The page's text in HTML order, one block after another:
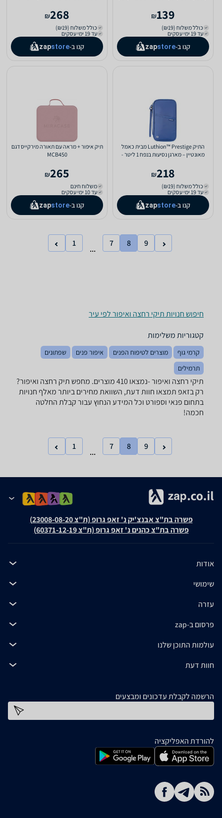
139
₪
כולל משלוח (₪19)
עד 19 ימי עסקים
קנו ב- zapstore
268
₪
כולל משלוח (₪19)
עד 19 ימי עסקים
קנו ב- zapstore
התיק Luthion™ Prestige מבית כאמל
מאונטיין – מארגן נסיעות בנפח 1 ליטר -
218
₪
כולל משלוח (₪19)
עד 19 ימי עסקים
קנו ב- zapstore
תיק איפור + מראה עם תאורה מירקייס דגם
MCB450
265
₪
משלוח חינם
עד 10 ימי עסקים
קנו ב- zapstore
1
...
7 8 9
חיפוש חנויות תיקי רחצה ואיפור לפי עיר
קטגוריות משלימות
קרמי גוף מוצרים לטיפוח הפנים איפור פנים
שפתונים
תרמילים
תיקי רחצה ואיפור -נמצאו 410 מוצרים. מחפש תיק רחצה ואיפור?
רק בזאפ תמצאו חוות דעת, השוואת מחירים ביותר מאלף חנויות
בתחום פנאי וספורט וכל המידע הנחוץ עבור קבלת החלטה
חכמה!
1
...
7 8 9
פשרה בת"צ אבנצ'יק נ' זאפ גרופ (ת"צ 23008-08-20)
פשרה בת"צ כהנים נ' זאפ גרופ (ת"צ 60371-12-19)
אודות
שימושי
עזרה
פרסום ב-zap
עולמות התוכן שלנו
חוות דעת
הרשמה לקבלת עדכונים ומבצעים
להורדת האפליקציה